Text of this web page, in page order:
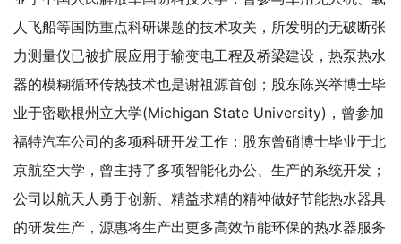
人飞船等国防重点科研课题的技术攻关，所发明的无破断张
力测量仪已被扩展应用于输变电工程及桥梁建设，热泵热水
器的模糊循环传热技术也是谢祖源首创；股东陈兴举博士毕
业于密歇根州立大学(Michigan State University)，曾参加
福特汽车公司的多项科研开发工作；股东曾硝博士毕业于北
京航空大学，曾主持了多项智能化办公、生产的系统开发；
公司以航天人勇于创新、精益求精的精神做好节能热水器具
的研发生产，源惠将生产出更多高效节能环保的热水器服务